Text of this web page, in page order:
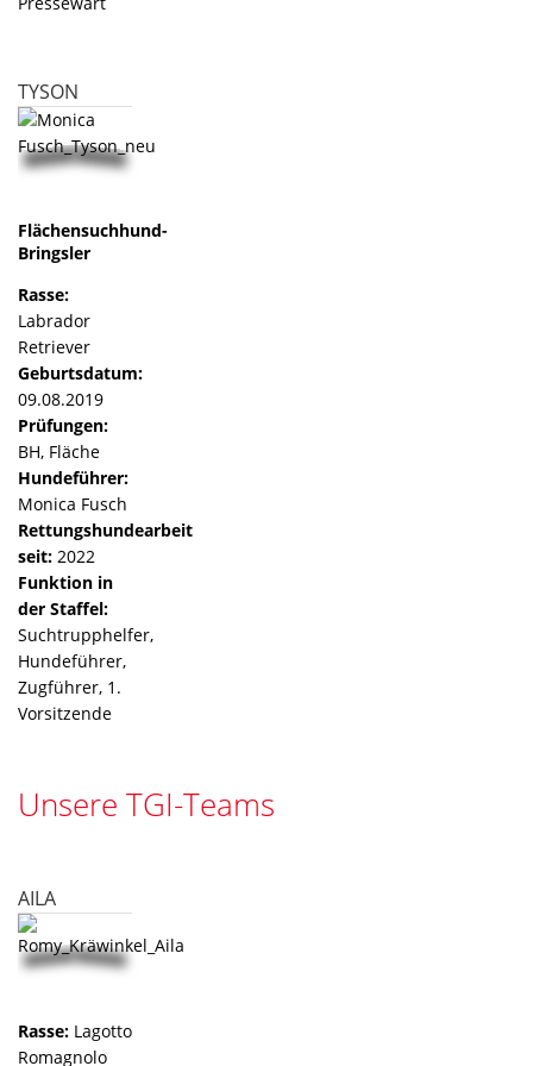
TYSON
Flächensuchhund-
Bringsler
Rasse:
Labrador
Retriever
Geburtsdatum:
09.08.2019
Prüfungen:
BH, Fläche
Hundeführer:
Monica Fusch
Rettungshundearbeit
seit: 2022
Funktion in
der Staffel:
Suchtrupphelfer,
Hundeführer,
Zugführer, 1.
Vorsitzende
Unsere TGI-Teams
AILA
Rasse: Lagotto
Romagnolo